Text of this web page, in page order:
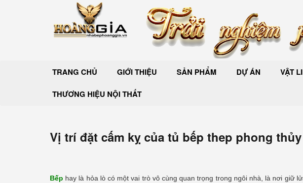
TRANG CHỦ GIỚI THIỆU SẢN PHẨM DỰ ÁN VẬT
THƯƠNG HIỆU NỘI THẤT
Vị trí đặt cấm kỵ của tủ bếp thep phong thủy
Bếp hay là hỏa lò có một vai trò vô cùng quan trọng trong ngôi nhà, là nơi giữ